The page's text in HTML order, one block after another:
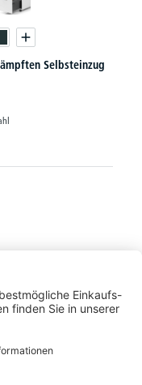
PROFI MODUL
Auswahl